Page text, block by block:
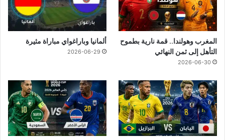
المغرب وهولندا.. قمة نارية بطموح
التأهل إلى ثمن النهائي
2026-06-30
ألمانيا وباراغواي مباراة مثيرة
2026-06-29